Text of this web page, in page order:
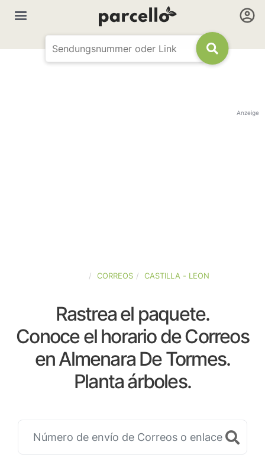
Anzeige
CORREOS CASTILLA - LEON
Rastrea el paquete.
Conoce el horario de Correos
en Almenara De Tormes.
Planta árboles.